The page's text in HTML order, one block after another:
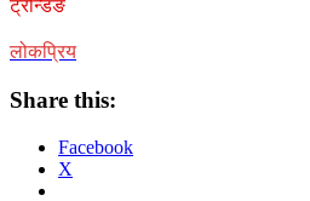
ट्रेन्डिङ
लोकप्रिय
Share this:
Facebook
X